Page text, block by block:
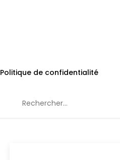
Politique de confidentialité